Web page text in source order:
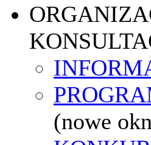
(nowe